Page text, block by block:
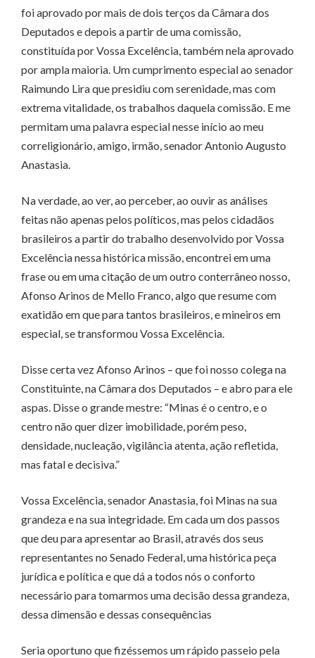
foi aprovado por mais de dois terços da Câmara dos
Deputados e depois a partir de uma comissão,
constituída por Vossa Excelência, também nela aprovado
por ampla maioria. Um cumprimento especial ao senador
Raimundo Lira que presidiu com serenidade, mas com
extrema vitalidade, os trabalhos daquela comissão. E me
permitam uma palavra especial nesse início ao meu
correligionário, amigo, irmão, senador Antonio Augusto
Anastasia.
Na verdade, ao ver, ao perceber, ao ouvir as análises
feitas não apenas pelos políticos, mas pelos cidadãos
brasileiros a partir do trabalho desenvolvido por Vossa
Excelência nessa histórica missão, encontrei em uma
frase ou em uma citação de um outro conterrâneo nosso,
Afonso Arinos de Mello Franco, algo que resume com
exatidão em que para tantos brasileiros, e mineiros em
especial, se transformou Vossa Excelência.
Disse certa vez Afonso Arinos – que foi nosso colega na
Constituinte, na Câmara dos Deputados – e abro para ele
aspas. Disse o grande mestre: “Minas é o centro, e o
centro não quer dizer imobilidade, porém peso,
densidade, nucleação, vigilância atenta, ação refletida,
mas fatal e decisiva.”
Vossa Excelência, senador Anastasia, foi Minas na sua
grandeza e na sua integridade. Em cada um dos passos
que deu para apresentar ao Brasil, através dos seus
representantes no Senado Federal, uma histórica peça
jurídica e política e que dá a todos nós o conforto
necessário para tomarmos uma decisão dessa grandeza,
dessa dimensão e dessas consequências
Seria oportuno que fizéssemos um rápido passeio pela